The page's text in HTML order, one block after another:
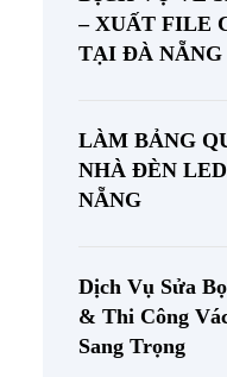
– XUẤT FILE
TẠI ĐÀ NẴNG
LÀM BẢNG
NHÀ ĐÈN
NẴNG
Dịch Vụ Sửa
& Thi Công
Sang Trọng